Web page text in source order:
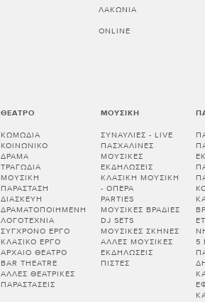
ΛΑΚΩΝΊΑ
ONLINE
ΘΈΑΤΡΟ
ΚΩΜΩΔΊΑ
ΚΟΙΝΩΝΙΚΌ
ΔΡΆΜΑ
ΤΡΑΓΩΔΊΑ
ΜΟΥΣΙΚΉ
ΠΑΡΆΣΤΑΣΗ
ΔΙΑΣΚΕΥΉ
ΔΡΑΜΑΤΟΠΟΙΗΜΈΝΗ
ΛΟΓΟΤΕΧΝΊΑ
ΣΎΓΧΡΟΝΟ ΈΡΓΟ
ΚΛΑΣΙΚΌ ΈΡΓΟ
ΑΡΧΑΊΟ ΘΈΑΤΡΟ
BAR THEATRE
ΆΛΛΕΣ ΘΕΑΤΡΙΚΈΣ
ΠΑΡΑΣΤΆΣΕΙΣ
ΜΟΥΣΙΚΉ
ΣΥΝΑΥΛΊΕΣ - LIVE
ΠΑΣΧΑΛΙΝΈΣ
ΜΟΥΣΙΚΈΣ
ΕΚΔΗΛΏΣΕΙΣ
ΚΛΑΣΙΚΉ ΜΟΥΣΙΚΉ
- ΌΠΕΡΑ
PARTIES
ΜΟΥΣΙΚΈΣ ΒΡΑΔΙΈΣ
DJ SETS
ΜΟΥΣΙΚΈΣ ΣΚΗΝΈΣ
ΆΛΛΕΣ ΜΟΥΣΙΚΈΣ
ΕΚΔΗΛΏΣΕΙΣ
ΠΊΣΤΕΣ
5